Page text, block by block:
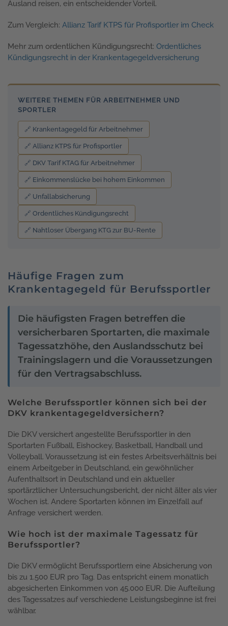
Ausland reisen, ein entscheidender Vorteil.
Zum Vergleich: Allianz Tarif KTPS für Profisportler im Check
Mehr zum ordentlichen Kündigungsrecht: Ordentliches
Kündigungsrecht in der Krankentagegeldversicherung
WEITERE THEMEN FÜR ARBEITNEHMER UND
SPORTLER
🔗 Krankentagegeld für Arbeitnehmer
🔗 Allianz KTPS für Profisportler
🔗 DKV Tarif KTAG für Arbeitnehmer
🔗 Einkommenslücke bei hohem Einkommen
🔗 Unfallabsicherung
🔗 Ordentliches Kündigungsrecht
🔗 Nahtloser Übergang KTG zur BU-Rente
Häufige Fragen zum
Krankentagegeld für Berufssportler
Die häufigsten Fragen betreffen die
versicherbaren Sportarten, die maximale
Tagessatzhöhe, den Auslandsschutz bei
Trainingslagern und die Voraussetzungen
für den Vertragsabschluss.
Welche Berufssportler können sich bei der
DKV krankentagegeldversichern?
Die DKV versichert angestellte Berufssportler in den
Sportarten Fußball, Eishockey, Basketball, Handball und
Volleyball. Voraussetzung ist ein festes Arbeitsverhältnis bei
einem Arbeitgeber in Deutschland, ein gewöhnlicher
Aufenthaltsort in Deutschland und ein aktueller
sportärztlicher Untersuchungsbericht, der nicht älter als vier
Wochen ist. Andere Sportarten können im Einzelfall auf
Anfrage versichert werden.
Wie hoch ist der maximale Tagessatz für
Berufssportler?
Die DKV ermöglicht Berufssportlern eine Absicherung von
bis zu 1.500 EUR pro Tag. Das entspricht einem monatlich
abgesicherten Einkommen von 45.000 EUR. Die Aufteilung
des Tagessatzes auf verschiedene Leistungsbeginne ist frei
wählbar.